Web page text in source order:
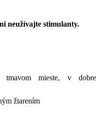
neužívajte stimulanty.
tmavom mieste, v dobre
žiarením